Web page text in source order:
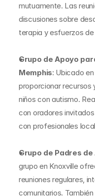
mutuamente. Las
discusiones sobre
terapia y esfuerzos
Grupo de Apoyo
Memphis: Ubicado
proporcionar recursos
niños con autismo.
con oradores
con profesionales
Grupo de Padres
grupo en Knoxville
reuniones regulares,
comunitarios.